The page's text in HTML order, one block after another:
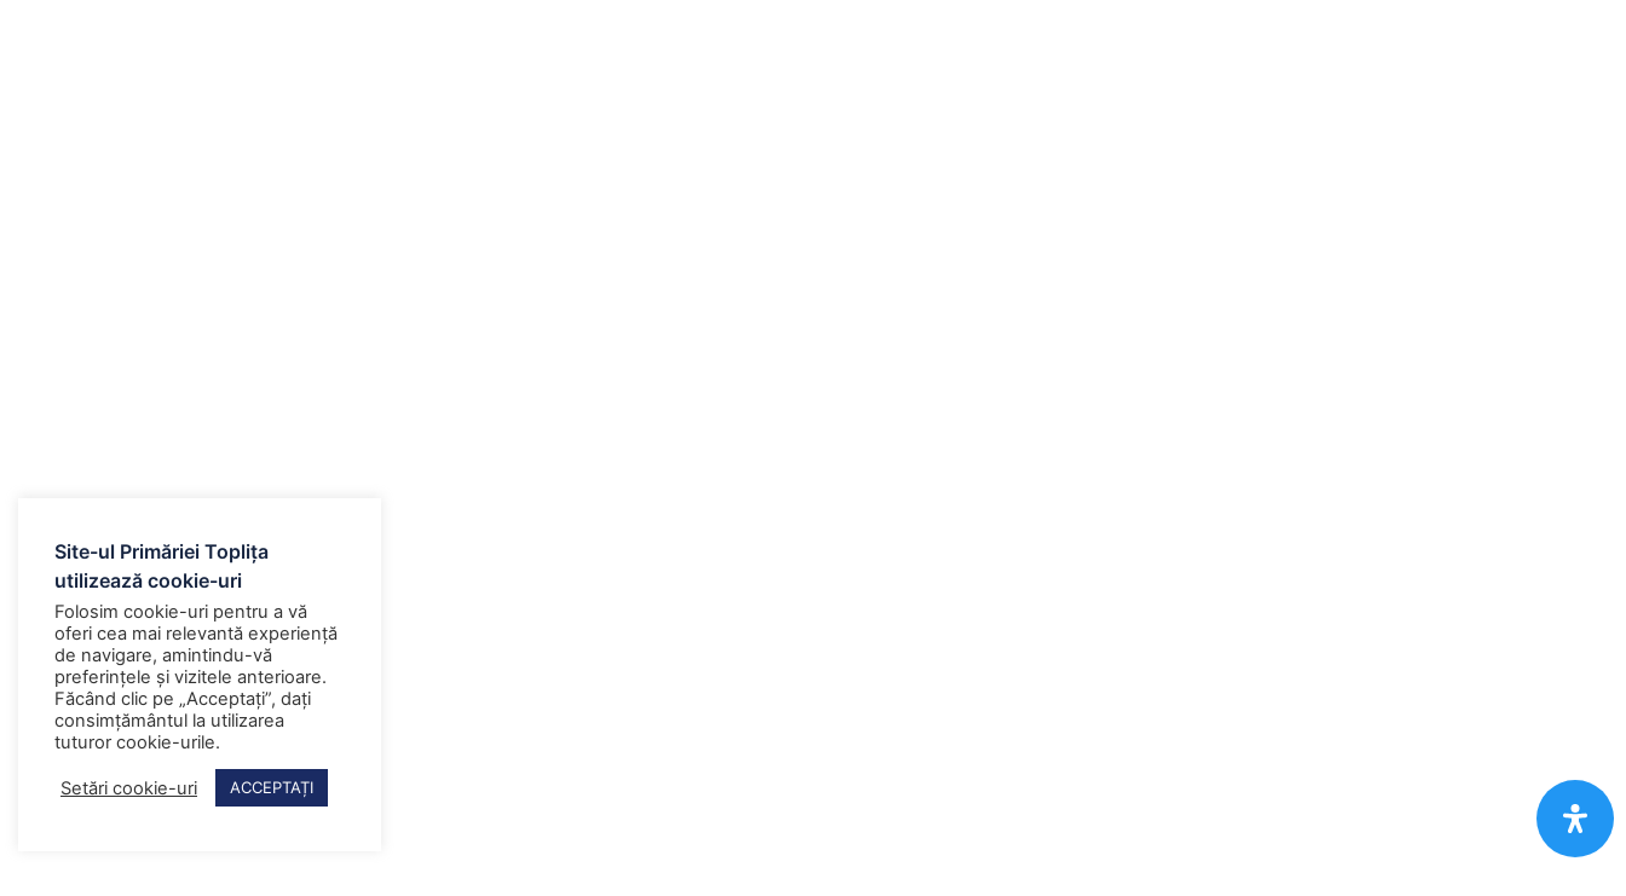
Site-ul Primăriei Toplița
utilizează cookie-uri
Folosim cookie-uri pentru a vă
oferi cea mai relevantă experiență
de navigare, amintindu-vă
preferințele și vizitele anterioare.
Făcând clic pe „Acceptați”, dați
consimțământul la utilizarea
tuturor cookie-urile.
Setări cookie-uri ACCEPTAȚI